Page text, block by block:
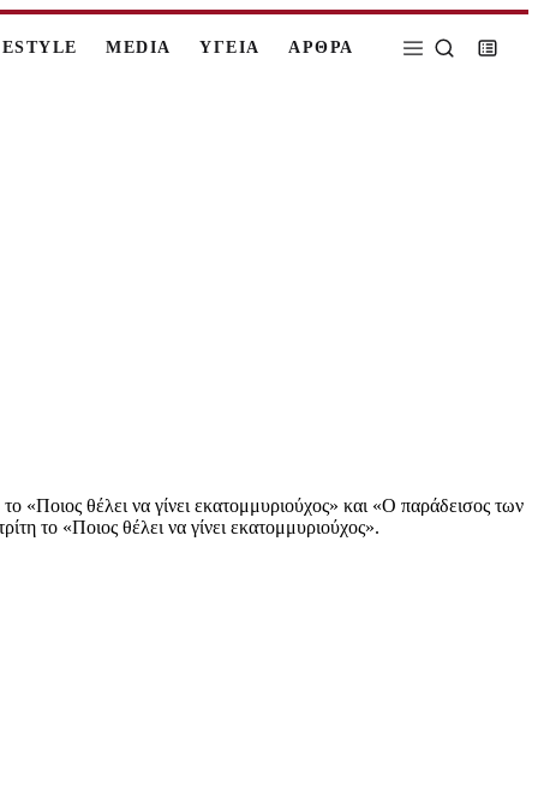
MEDIA ΥΓΕΙΑ ΑΡΘΡΑ
θέλει να γίνει εκατομμυριούχος» και «Ο παράδεισος των
το «Ποιος θέλει να γίνει εκατομμυριούχος».